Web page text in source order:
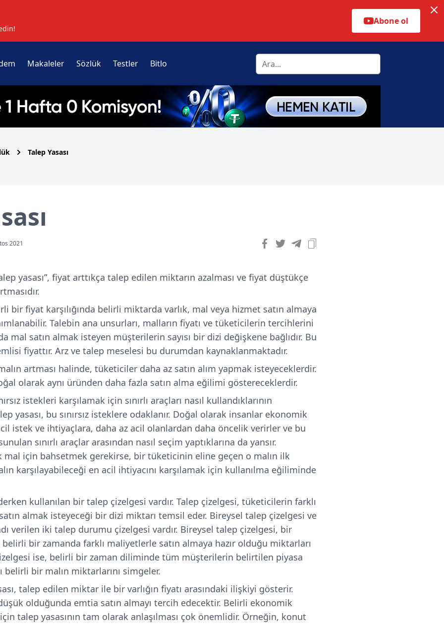
Abone ol
Makaleler Sözlük Testler Bitlo
Talep Yasası
2021
yasası”, fiyat arttıkça talep edilen miktarın azalması ve fiyat düştükçe
bir fiyat karşılığında belirli miktarda varlık, mal veya hizmet satın almaya
Talebin ana unsurları, malların fiyatı ve tüketicilerin tercihlerini
mal satın almak isteyen müşterilerin sayısı bir dizi değişkene bağlıdır. Bu
fiyattır. Arz ve talep meselesi bu durumdan kaynaklanmaktadır.
artması halinde, tüketiciler daha az satın alım yapmak isteyeceklerdir.
olarak aynı üründen daha fazla satın alma eğilimi göstereceklerdir.
istekleri karşılamak için sınırlı araçları nasıl kullandıklarının
yasası, bu sınırsız isteklere odaklanır. Doğal olarak insanlar ekonomik
istek ve ihtiyaçlara, daha az acil olanlardan daha öncelik verirler ve bu
sınırlı araçlar arasından nasıl seçim yaptıklarına da yansır.
için bahsetmek gerekirse, bir tüketicinin eline geçen o malın ilk
karşılayabileceği en acil ihtiyacını karşılamak için kullanılma eğiliminde
kullanılan bir talep çizelgesi vardır. Talep çizelgesi, tüketicilerin farklı
almak isteyeceği bir dizi miktarı temsil eder. Bireysel talep çizelgesi ve
verilen iki talep durumu çizelgesi vardır. Bireysel talep çizelgesi, bir
bir zamanda farklı maliyetlerle satın almaya hazır olduğu miktarları
ise, belirli bir zaman diliminde tüm müşterilerin belirtilen piyasa
belirli bir malın miktarlarını simgeler.
talep edilen miktar ile bir varlığın fiyatı arasındaki ilişkiyi gösterir.
olduğunda emtia satın almayı tercih edecektir. Belirli ekonomik
talep yasasının tam olarak anlaşılması çok önemlidir. Örneğin, konut